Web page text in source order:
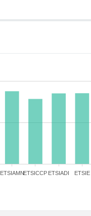
ETSIAMNETSICCP ETSIADI ETSIE